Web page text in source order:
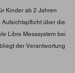
Kinder ab 2 Jahren
über die
Libre Messsystem bei
der Verantwortung